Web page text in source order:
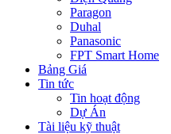
Paragon
Duhal
Panasonic
FPT Smart Home
Bảng Giá
Tin tức
Tin hoạt động
Dự Án
Tài liệu kỹ thuật